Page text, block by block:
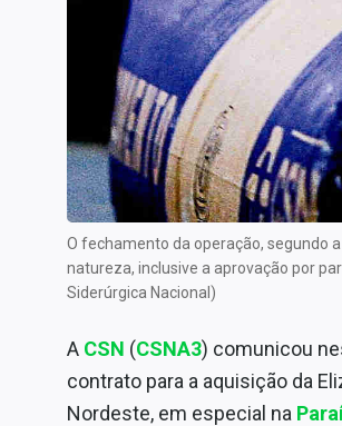
Internacional
Tecnologia
Conteúdo de Marca
Expediente
Contato
O fechamento da operação, segundo
natureza, inclusive a aprovação por
Siderúrgica Nacional)
A CSN (CSNA3) comunicou
contrato para a aquisição da
Nordeste, em especial na